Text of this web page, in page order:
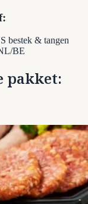
bestek & tangen
BE
pakket: